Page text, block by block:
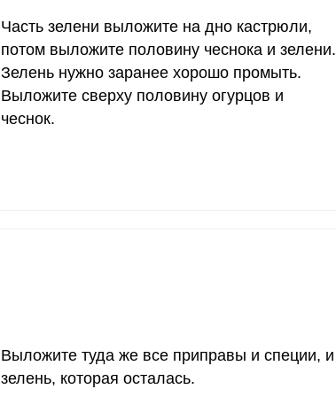
4000 мкг 1.3
12 мг 1.3
Часть зелени выложите на дно кастрюли,
потом выложите половину чеснока и зелени.
Зелень нужно заранее хорошо промыть.
Выложите сверху половину огурцов и
чеснок.
Выложите туда же все приправы и специи, и
зелень, которая осталась.